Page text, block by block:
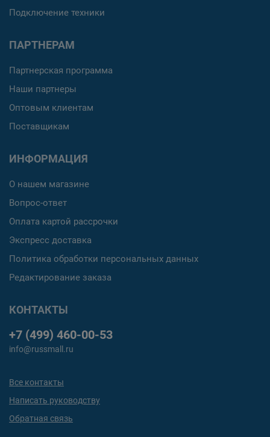
Подключение техники
ПАРТНЕРАМ
Партнерская программа
Наши партнеры
Оптовым клиентам
Поставщикам
ИНФОРМАЦИЯ
О нашем магазине
Вопрос-ответ
Оплата картой рассрочки
Экспресс доставка
Политика обработки персональных данных
Редактирование заказа
КОНТАКТЫ
+7 (499) 460-00-53
info@russmall.ru
Все контакты
Написать руководству
Обратная связь